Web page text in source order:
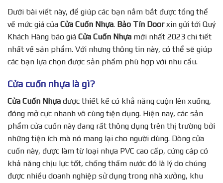
Dưới bài viết này, để giúp các bạn nắm bắt được tổng thể
về mức giá của Cửa Cuốn Nhựa. Bảo Tín Doorxin gửi tới Quý
Khách Hàng báo giá Cửa Cuốn Nhựa mới nhất 2023 chi tiết
nhất về sản phẩm. Với nhưng thông tin này, có thể sẽ giúp
các bạn lựa chọn được sản phẩm phù hợp với nhu cầu.
Cửa cuốn nhựa là gì?
Cửa Cuốn Nhựa được thiết kế có khẳ năng cuộn lên xuống,
đóng mở cực nhanh vô cùng tiện dụng. Hiện nay, các sản
phẩm cửa cuốn này đang rất thông dụng trên thị trường bởi
những tiện ích mà nó mang lại cho người dùng. Dòng cửa
cuốn này, được làm từ loại nhựa PVC cao cấp, cứng cáp có
khả năng chịu lực tốt, chống thấm nước đó là lý do chúng
được nhiều doanh nghiệp sử dụng trong nhà xưởng, khu